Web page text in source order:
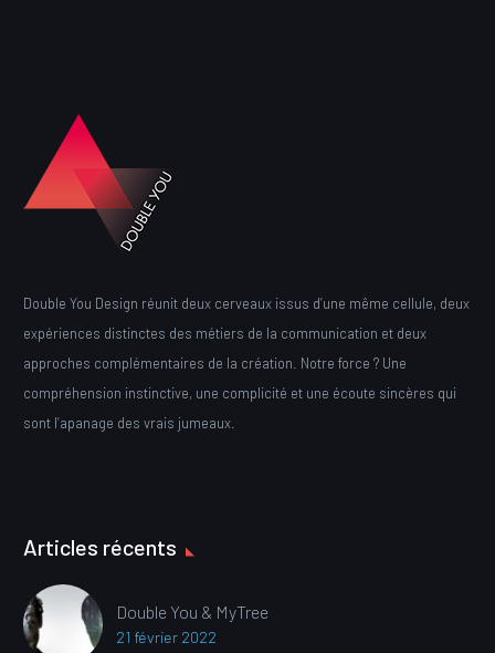
Double You Design réunit deux cerveaux issus d’une même cellule, deux
expériences distinctes des métiers de la communication et deux
approches complémentaires de la création. Notre force ? Une
compréhension instinctive, une complicité et une écoute sincères qui
sont l’apanage des vrais jumeaux.
Articles récents
Double You & MyTree
21 février 2022